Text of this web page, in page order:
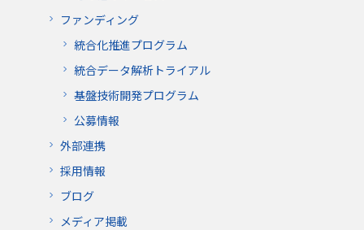
ファンディング
統合化推進プログラム
統合データ解析トライアル
基盤技術開発プログラム
公募情報
外部連携
採用情報
ブログ
メディア掲載